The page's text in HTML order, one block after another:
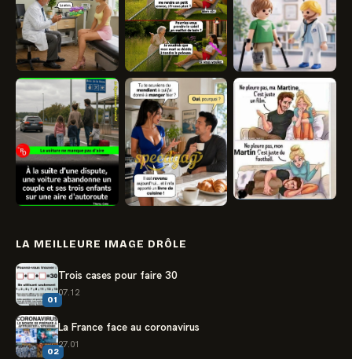
LA MEILLEURE IMAGE DRÔLE
01
Trois cases pour faire 30
07.12
02
La France face au coronavirus
27.01